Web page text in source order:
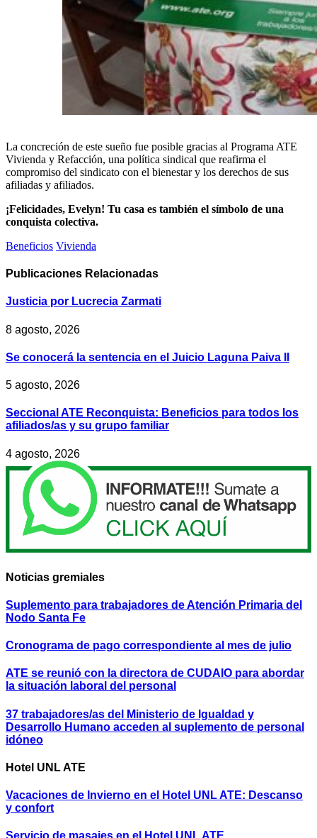
La concreción de este sueño fue posible gracias al Programa ATE
Vivienda y Refacción, una política sindical que reafirma el
compromiso del sindicato con el bienestar y los derechos de sus
afiliadas y afiliados.
¡Felicidades, Evelyn! Tu casa es también el símbolo de una
conquista colectiva.
Beneficios Vivienda
Publicaciones Relacionadas
Justicia por Lucrecia Zarmati
8 agosto, 2026
Se conocerá la sentencia en el Juicio Laguna Paiva II
5 agosto, 2026
Seccional ATE Reconquista: Beneficios para todos los
afiliados/as y su grupo familiar
4 agosto, 2026
Noticias gremiales
Suplemento para trabajadores de Atención Primaria del
Nodo Santa Fe
Cronograma de pago correspondiente al mes de julio
ATE se reunió con la directora de CUDAIO para abordar
la situación laboral del personal
37 trabajadores/as del Ministerio de Igualdad y
Desarrollo Humano acceden al suplemento de personal
idóneo
Hotel UNL ATE
Vacaciones de Invierno en el Hotel UNL ATE: Descanso
y confort